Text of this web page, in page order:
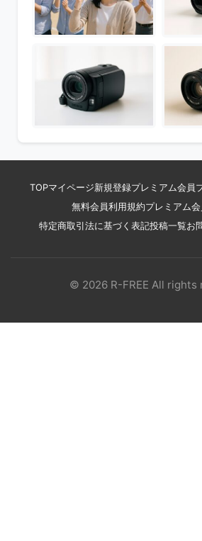
TOPマイページ新規登録プレミアム会員
無料会員利用規約プレミアム
特定商取引法に基づく表記投稿一覧お
© 2026 R-FREE All rights